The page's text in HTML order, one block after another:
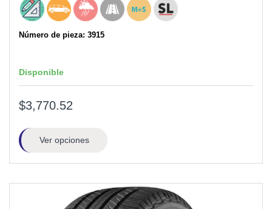
Número de pieza: 3915
Disponible
$3,770.52
Ver opciones